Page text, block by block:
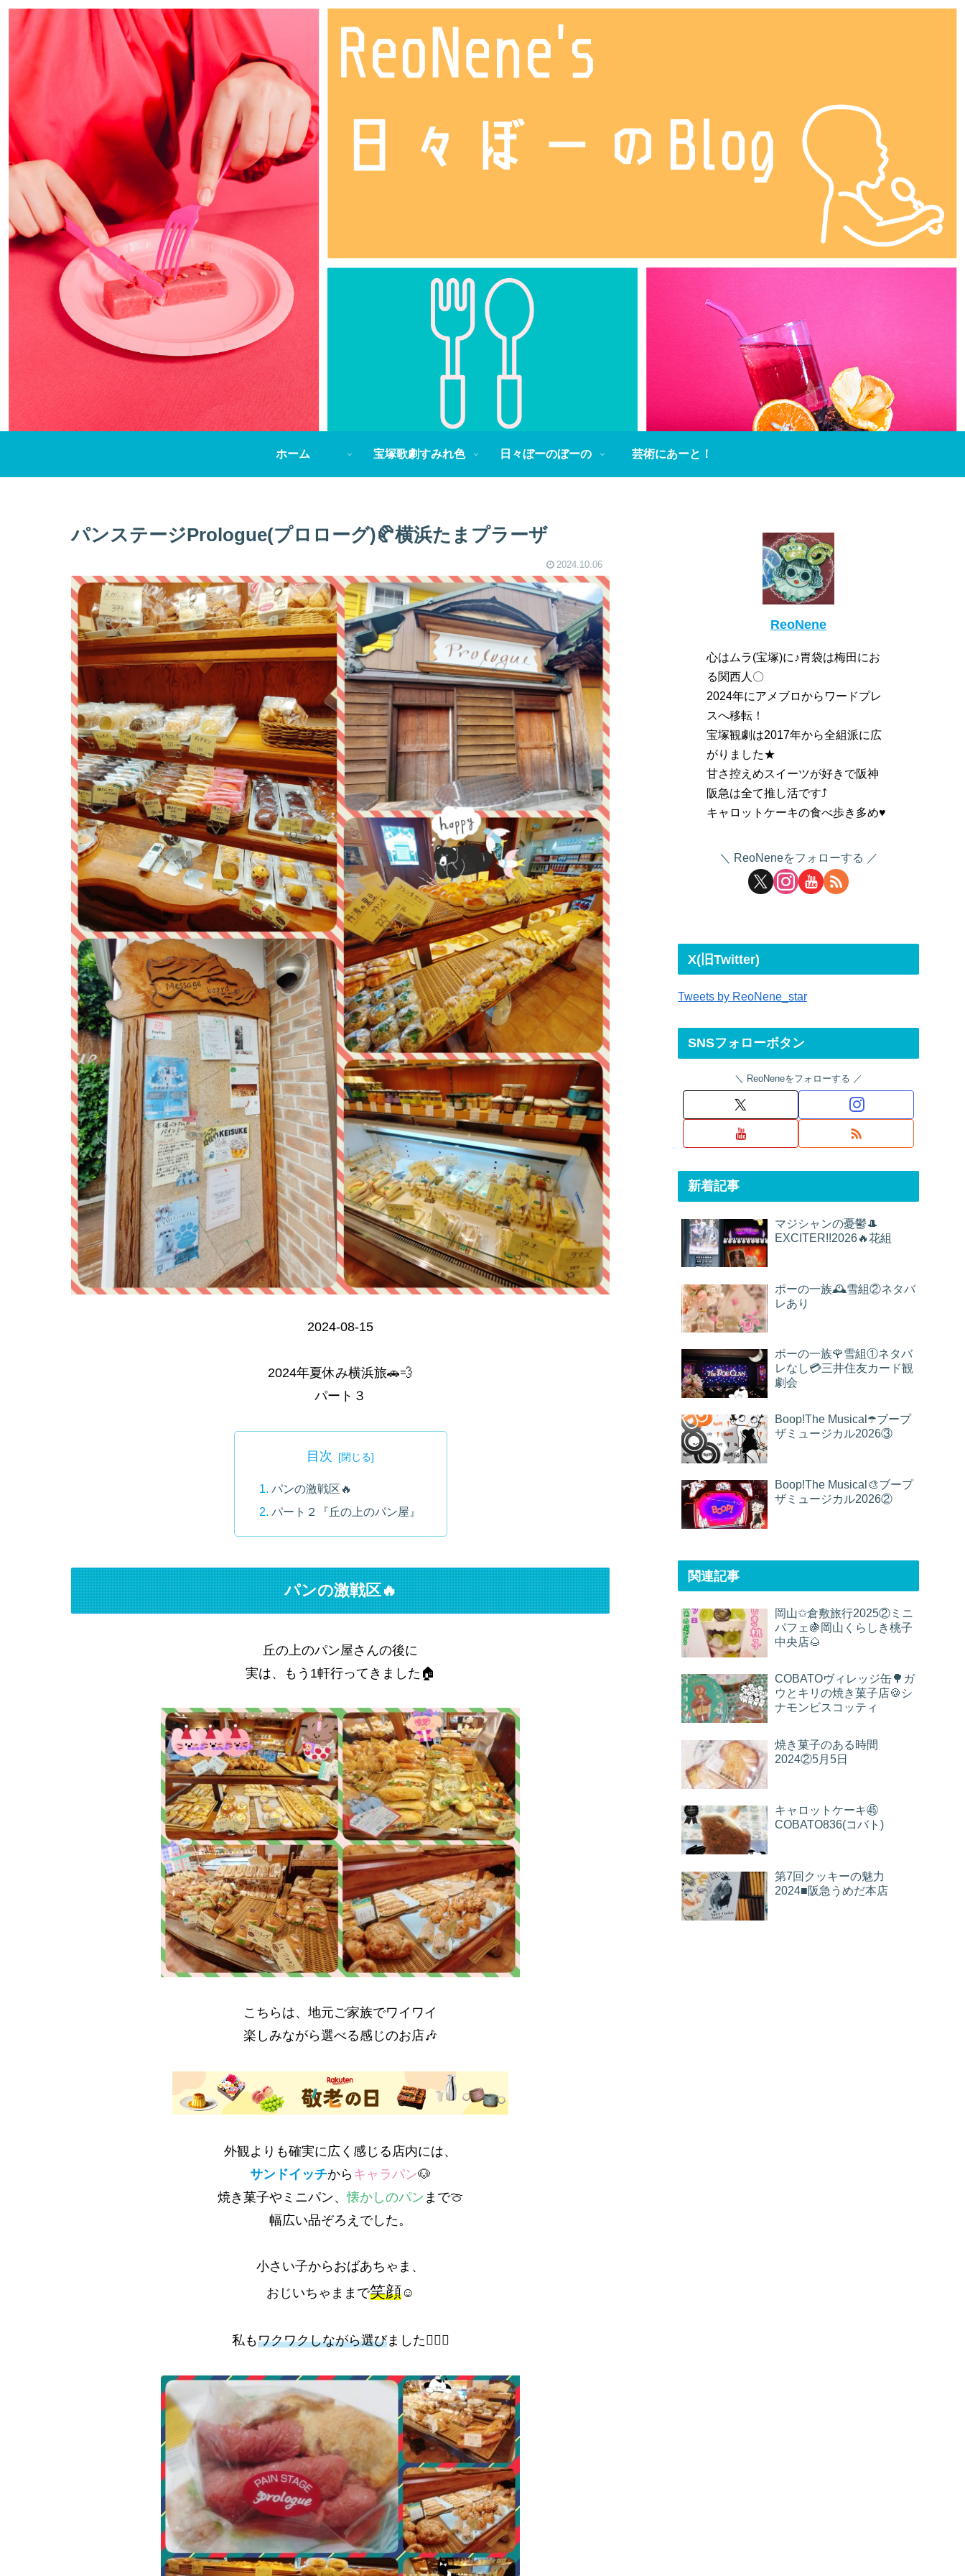
ホーム 宝塚歌劇すみれ色 日々ぼーのぼーの 芸術にあーと！
パンステージPrologue(プロローグ)🥐横浜たまプラーザ
2024.10.06
2024-08-15
2024年夏休み横浜旅🚗💨
パート３
目次
パンの激戦区🔥
パート２『丘の上のパン屋』
パンの激戦区🔥
丘の上のパン屋さんの後に
実は、もう1軒行ってきました🏠
こちらは、地元ご家族でワイワイ
楽しみながら選べる感じのお店🎶
外観よりも確実に広く感じる店内には、
サンドイッチからキャラパン🐶
焼き菓子やミニパン、懐かしのパン まで🍈
幅広い品ぞろえでした。
小さい子からおばあちゃま、
おじいちゃままで笑顔☺️
私もワクワクしながら選びました👆🏻🥪
ReoNene
心はムラ(宝塚)に♪胃袋は梅田にお
る関西人〇
2024年にアメブロからワードプレ
スへ移転！
宝塚観劇は2017年から全組派に広
がりました★
甘さ控えめスイーツが好きで阪神
阪急は全て推し活です⤴
キャロットケーキの食べ歩き多め♥
ReoNeneをフォローする
X(旧Twitter)
Tweets by ReoNene_star
SNSフォローボタン
ReoNeneをフォローする
新着記事
マジシャンの憂鬱🎩
EXCITER!!2026🔥花組
ポーの一族🕰雪組②ネタバ
レあり
ポーの一族🌹雪組①ネタバ
レなし💳三井住友カード観
劇会
Boop!The Musical☂️ブープ
ザミュージカル2026③
Boop!The Musical🎨ブープ
ザミュージカル2026②
関連記事
岡山✩倉敷旅行2025②ミニ
パフェ🍇岡山くらしき桃子
中央店🌰
COBATOヴィレッジ缶🌳ガ
ウとキリの焼き菓子店🍪シ
ナモンビスコッティ
焼き菓子のある時間
2024②5月5日
キャロットケーキ㊺
COBATO836(コバト)
第7回クッキーの魅力
2024■阪急うめだ本店